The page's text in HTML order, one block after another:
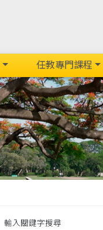
任教專門課程
輸入關鍵字搜尋